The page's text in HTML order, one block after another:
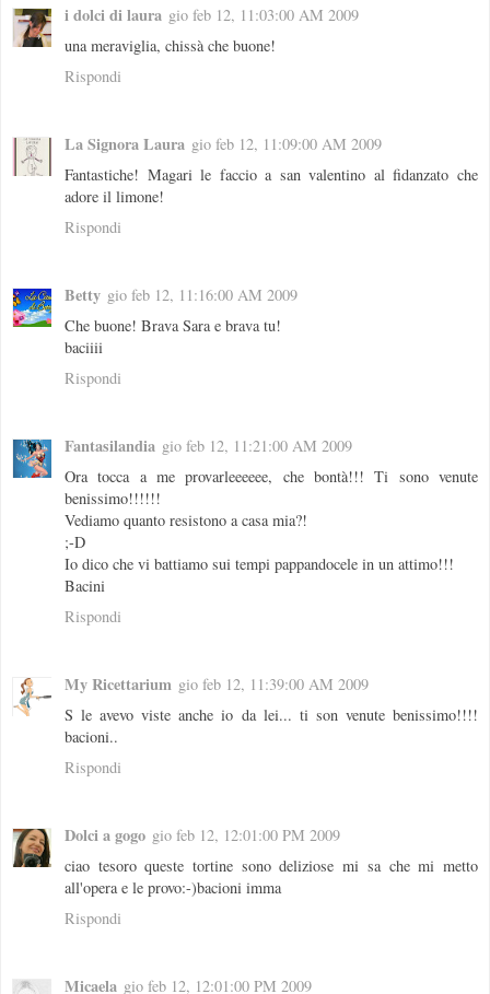
i dolci di laura gio feb 12, 11:03:00 AM 2009
una meraviglia, chissà che buone!
Rispondi
La Signora Laura gio feb 12, 11:09:00 AM 2009
Fantastiche! Magari le faccio a san valentino al fidanzato che
adore il limone!
Rispondi
Betty gio feb 12, 11:16:00 AM 2009
Che buone! Brava Sara e brava tu!
baciiii
Rispondi
Fantasilandia gio feb 12, 11:21:00 AM 2009
Ora tocca a me provarleeeeee, che bontà!!! Ti sono venute
benissimo!!!!!!
Vediamo quanto resistono a casa mia?!
;-D
Io dico che vi battiamo sui tempi pappandocele in un attimo!!!
Bacini
Rispondi
My Ricettarium gio feb 12, 11:39:00 AM 2009
S le avevo viste anche io da lei... ti son venute benissimo!!!!
bacioni..
Rispondi
Dolci a gogo gio feb 12, 12:01:00 PM 2009
ciao tesoro queste tortine sono deliziose mi sa che mi metto
all'opera e le provo:-)bacioni imma
Rispondi
Micaela gio feb 12, 12:01:00 PM 2009